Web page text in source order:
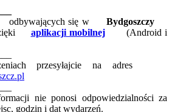
odbywających się wBydgoszczy
aplikacji mobilnej
(Android i
przesyłajcie na adres
nie ponosi odpowiedzialności za
godzin i dat wydarzeń.